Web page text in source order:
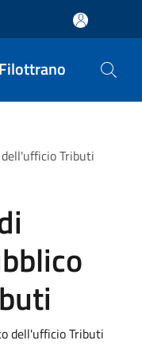
Tributi
dell'ufficio Tributi